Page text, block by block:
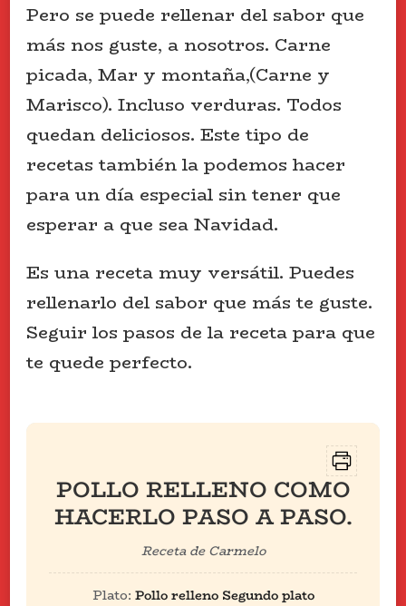
Pero se puede rellenar del sabor que
más nos guste, a nosotros. Carne
picada, Mar y montaña,(Carne y
Marisco). Incluso verduras. Todos
quedan deliciosos. Este tipo de
recetas también la podemos hacer
para un día especial sin tener que
esperar a que sea Navidad.
Es una receta muy versátil. Puedes
rellenarlo del sabor que más te guste.
Seguir los pasos de la receta para que
te quede perfecto.
POLLO RELLENO COMO
HACERLO PASO A PASO.
Receta de Carmelo
Plato: Pollo relleno Segundo plato